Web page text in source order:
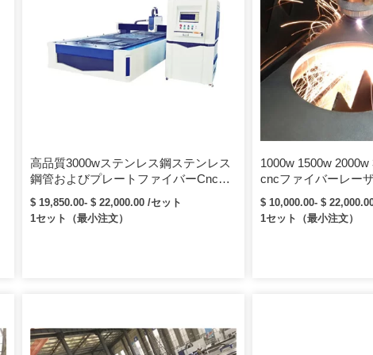
高品質3000wステンレス鋼ステンレス
鋼管およびプレートファイバーCncレ
ーザー切断機
$ 19,850.00- $ 22,000.00 /セット
1セット（最小注文）
1000w 1500w
cncファイバーレー
ザー切断機鉄鋼アル
ト用
$ 10,000.00- $
1セット（最小注文）